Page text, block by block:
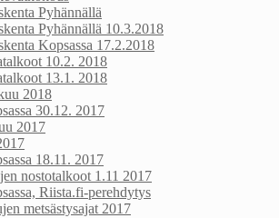
Pyhännällä
Pyhännällä 10.3.2018
Kopsassa 17.2.2018
10.2. 2018
13.1. 2018
2018
30.12. 2017
2017
18.11. 2017
nostotalkoot 1.11 2017
Riista.fi-perehdytys
metsästysajat 2017